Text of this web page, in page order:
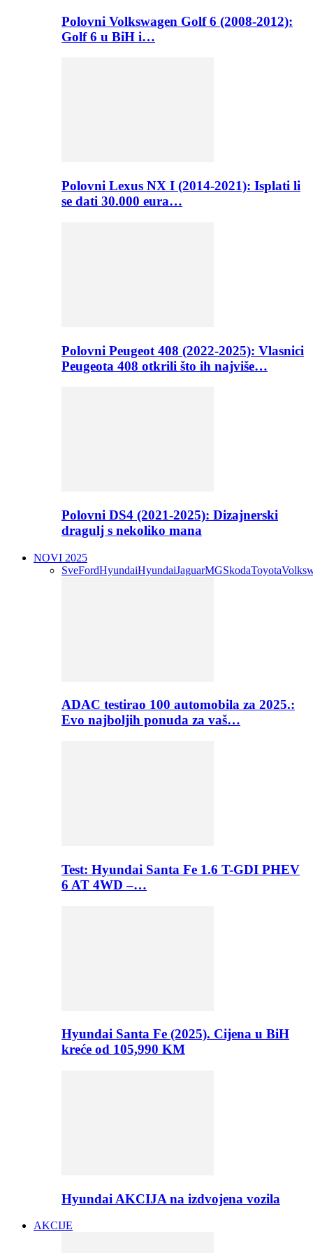
Polovni Volkswagen Golf 6 (2008-2012):
Golf 6 u BiH i…
Polovni Lexus NX I (2014-2021): Isplati li
se dati 30.000 eura…
Polovni Peugeot 408 (2022-2025): Vlasnici
Peugeota 408 otkrili što ih najviše…
Polovni DS4 (2021-2025): Dizajnerski
dragulj s nekoliko mana
NOVI 2025
SveFordHyundaiHyundaiJaguarMGSkodaToyota
ADAC testirao 100 automobila za 2025.:
Evo najboljih ponuda za vaš…
Test: Hyundai Santa Fe 1.6 T-GDI PHEV
6 AT 4WD –…
Hyundai Santa Fe (2025). Cijena u BiH
kreće od 105,990 KM
Hyundai AKCIJA na izdvojena vozila
AKCIJE